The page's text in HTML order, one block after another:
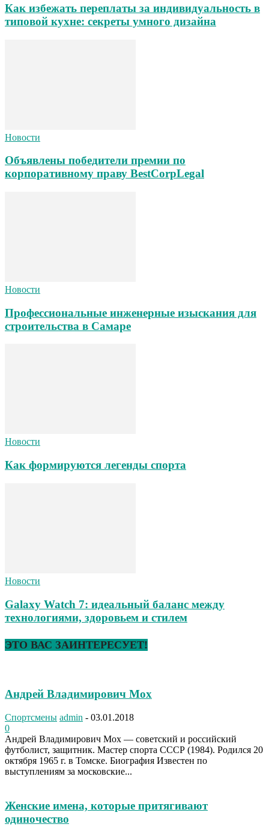
Как избежать переплаты за индивидуальность в
типовой кухне: секреты умного дизайна
Новости
Объявлены победители премии по
корпоративному праву BestCorpLegal
Новости
Профессиональные инженерные изыскания для
строительства в Самаре
Новости
Как формируются легенды спорта
Новости
Galaxy Watch 7: идеальный баланс между
технологиями, здоровьем и стилем
ЭТО ВАС ЗАИНТЕРЕСУЕТ!
Андрей Владимирович Мох
Спортсмены admin - 03.01.2018
0
Андрей Владимирович Мох — советский и российский
футболист, защитник. Мастер спорта СССР (1984). Родился 20
октября 1965 г. в Томске. Биография Известен по
выступлениям за московские...
Женские имена, которые притягивают
одиночество